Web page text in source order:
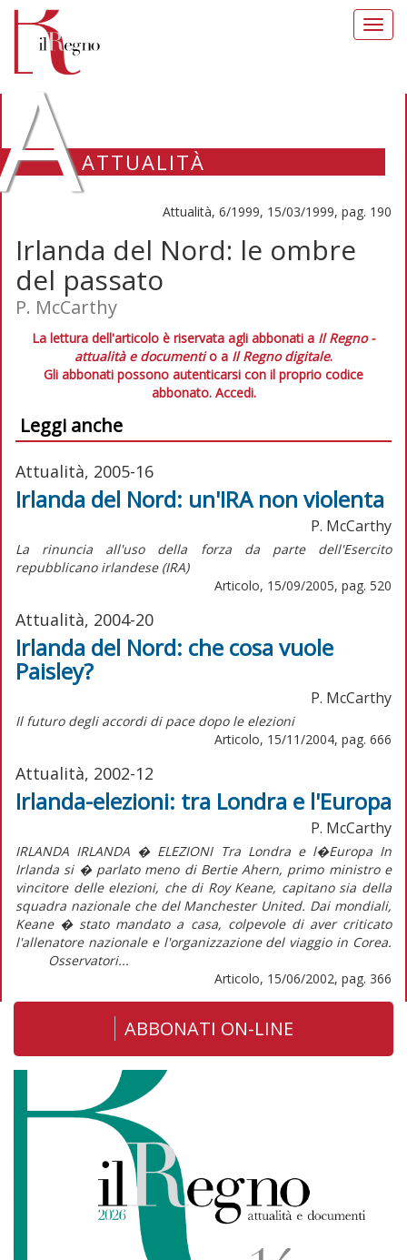
ATTUALITÀ
Attualità, 6/1999, 15/03/1999, pag. 190
Irlanda del Nord: le ombre
del passato
P. McCarthy
La lettura dell'articolo è riservata agli abbonati a Il Regno -
attualità e documentio a Il Regno digitale.
Gli abbonati possono autenticarsi con il proprio codice
abbonato. Accedi.
Leggi anche
Attualità, 2005-16
Irlanda del Nord: un'IRA non violenta
P. McCarthy
La rinuncia all'uso della forza da parte dell'Esercito
repubblicano irlandese (IRA)
Articolo, 15/09/2005, pag. 520
Attualità, 2004-20
Irlanda del Nord: che cosa vuole
Paisley?
P. McCarthy
Il futuro degli accordi di pace dopo le elezioni
Articolo, 15/11/2004, pag. 666
Attualità, 2002-12
Irlanda-elezioni: tra Londra e l'Europa
P. McCarthy
IRLANDA IRLANDA � ELEZIONI Tra Londra e l�Europa In
Irlanda si � parlato meno di Bertie Ahern, primo ministro e
vincitore delle elezioni, che di Roy Keane, capitano sia della
squadra nazionale che del Manchester United. Dai mondiali,
Keane � stato mandato a casa, colpevole di aver criticato
l'allenatore nazionale e l'organizzazione del viaggio in Corea.
Osservatori...
Articolo, 15/06/2002, pag. 366
ABBONATI ON-LINE